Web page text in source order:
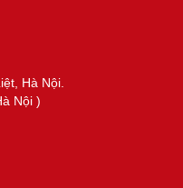
Hà Nội.
Nội )